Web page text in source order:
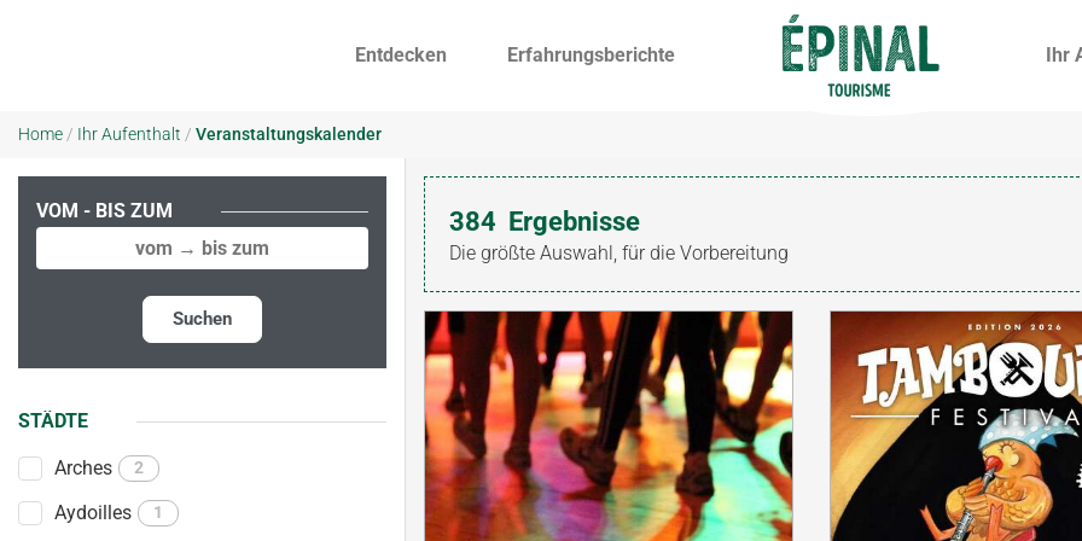
Entdecken Erfahrungsberichte Ihr
Home / Ihr Aufenthalt / Veranstaltungskalender
VOM - BIS ZUM
Suchen
STÄDTE
Arches 2
Aydoilles 1
384 Ergebnisse
Die größte Auswahl, für die Vorbereitung